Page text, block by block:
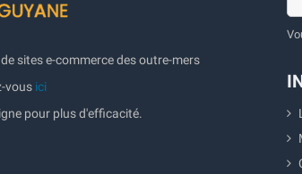
sites e-commerce des outre-mers
vous ici
pour plus d'efficacité.